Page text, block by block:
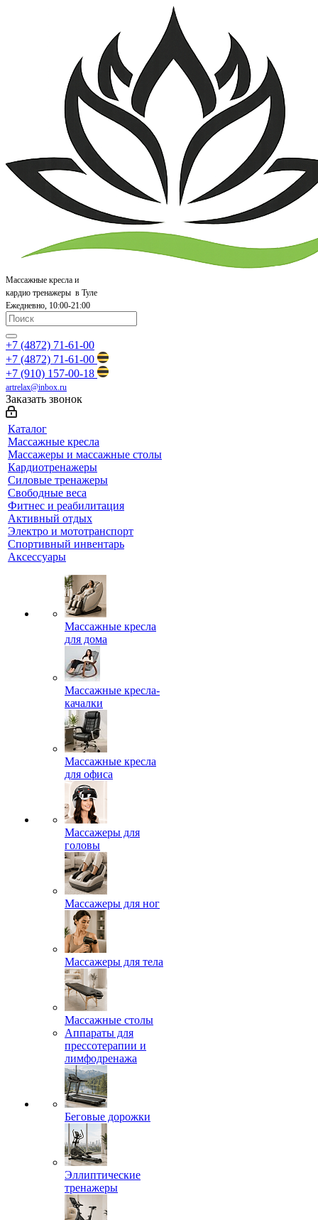
Массажные кресла и
кардио тренажеры в Туле
Ежедневно, 10:00-21:00
+7 (4872) 71-61-00
+7 (4872) 71-61-00
+7 (910) 157-00-18
artrelax@inbox.ru
Заказать звонок
Каталог
Массажные кресла
Массажеры и массажные столы
Кардиотренажеры
Силовые тренажеры
Свободные веса
Фитнес и реабилитация
Активный отдых
Электро и мототранспорт
Спортивный инвентарь
Аксессуары
Массажные кресла
для дома
Массажные кресла-
качалки
Массажные кресла
для офиса
Массажеры для
головы
Массажеры для ног
Массажеры для тела
Массажные столы
Аппараты для
прессотерапии и
лимфодренажа
Беговые дорожки
Эллиптические
тренажеры